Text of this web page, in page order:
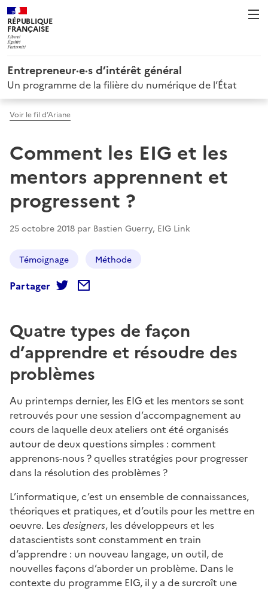
RÉPUBLIQUE
FRANÇAISE
Entrepreneur·e·s d’intérêt général
Un programme de la filière du numérique de l’État
Voir le fil d’Ariane
Comment les EIG et les
mentors apprennent et
progressent ?
25 octobre 2018 par Bastien Guerry, EIG Link
Témoignage Méthode
Partager
Quatre types de façon
d’apprendre et résoudre des
problèmes
Au printemps dernier, les EIG et les mentors se sont
retrouvés pour une session d’accompagnement au
cours de laquelle deux ateliers ont été organisés
autour de deux questions simples : comment
apprenons-nous ? quelles stratégies pour progresser
dans la résolution des problèmes ?
L’informatique, c’est un ensemble de connaissances,
théoriques et pratiques, et d’outils pour les mettre en
oeuvre. Lesdesigners, les développeurs et les
datascientists sont constamment en train
d’apprendre : un nouveau langage, un outil, de
nouvelles façons d’aborder un problème. Dans le
contexte du programme EIG, il y a de surcroît une